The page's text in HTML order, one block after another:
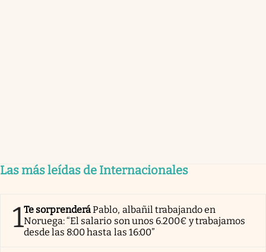
Las más leídas de Internacionales
1Te sorprenderáPablo, albañil trabajando en
Noruega: “El salario son unos 6.200€ y trabajamos
desde las 8:00 hasta las 16:00”